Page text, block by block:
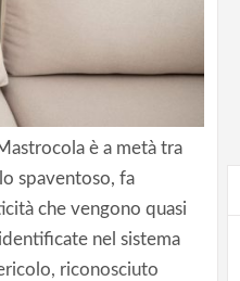
è a metà tra
spaventoso, fa
che vengono quasi
nel sistema
riconosciuto